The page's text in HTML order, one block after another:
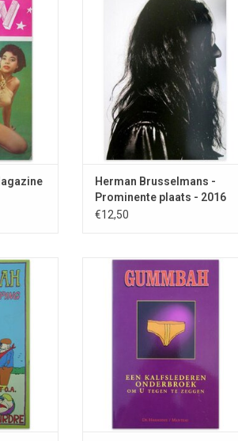
Zondag 7 augustus 2016]
TOEVOEGEN AAN WINKELWAGEN
Herman Brusselmans -
Prominente plaats - 2016
€12,50
thema
o.a. met Mickey Mouse en de
Smurfen.
TOEVOEGEN AAN WINKELWAGEN